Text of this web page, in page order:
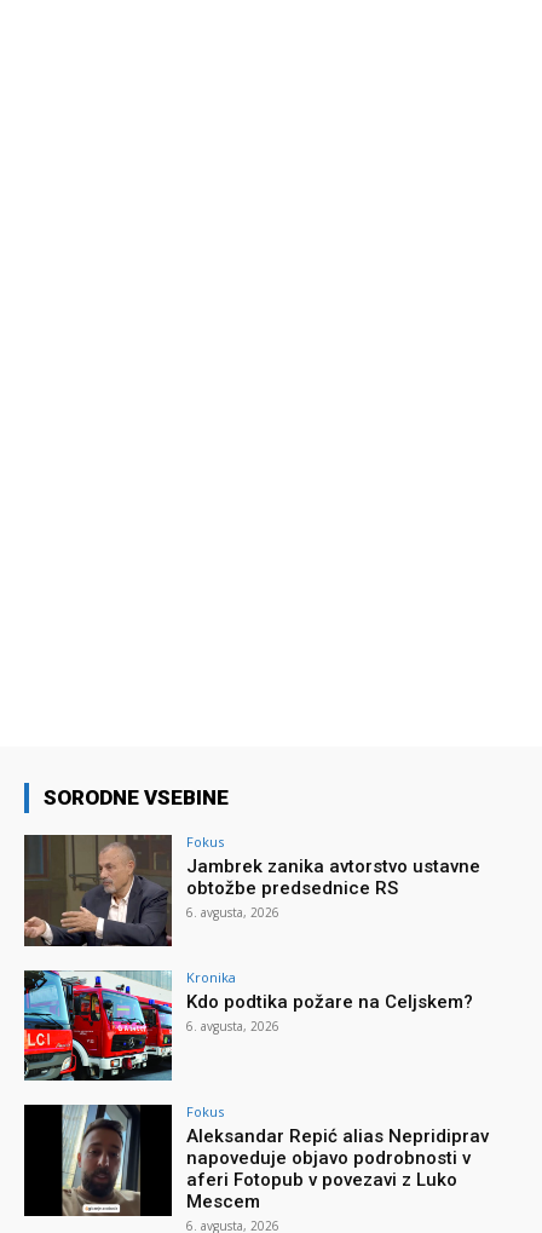
SORODNE VSEBINE
Fokus
Jambrek zanika avtorstvo ustavne
obtožbe predsednice RS
6. avgusta, 2026
Kronika
Kdo podtika požare na Celjskem?
6. avgusta, 2026
Fokus
Aleksandar Repić alias Nepridiprav
napoveduje objavo podrobnosti v
aferi Fotopub v povezavi z Luko
Mescem
6. avgusta, 2026